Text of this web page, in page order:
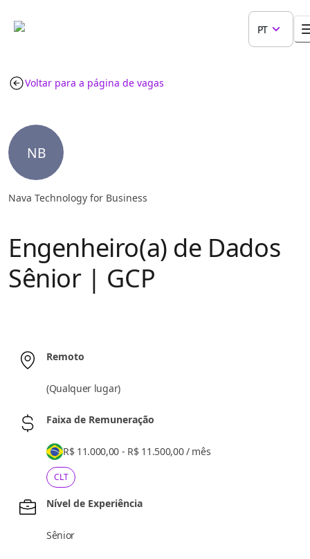
PT
Voltar para a página de vagas
NB
Nava Technology for Business
Engenheiro(a) de Dados
Sênior | GCP
Remoto
(Qualquer lugar)
Faixa de Remuneração
R$ 11.000,00 - R$ 11.500,00/ mês
CLT
Nível de Experiência
Sênior